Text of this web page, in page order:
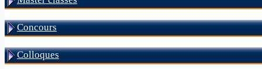
Concours
Colloques